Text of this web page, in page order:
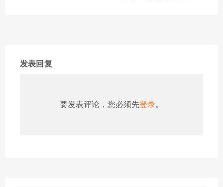
发表回复
要发表评论，您必须先登录。